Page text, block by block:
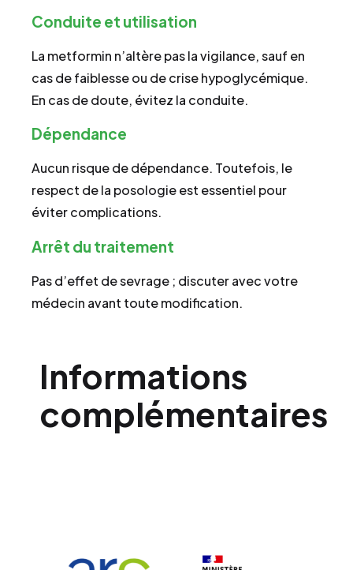
Conduite et utilisation
La metformin n’altère pas la vigilance, sauf en
cas de faiblesse ou de crise hypoglycémique.
En cas de doute, évitez la conduite.
Dépendance
Aucun risque de dépendance. Toutefois, le
respect de la posologie est essentiel pour
éviter complications.
Arrêt du traitement
Pas d’effet de sevrage ; discuter avec votre
médecin avant toute modification.
Informations
complémentaires